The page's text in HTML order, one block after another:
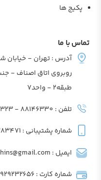
پکیج ها
تماس با ما
آدرس : تهران - خیابان
طبقه2 - واحد7
تلفن : 88146330 - 88146323
شماره پشتیبانی : 09905283471
ایمیل : tahlildadehins@gmail.com
شماره کارت : 6104338929232656